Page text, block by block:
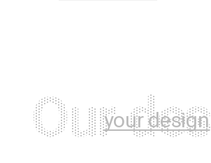
Ourdes
your design